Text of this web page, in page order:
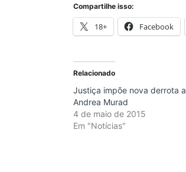
Compartilhe isso:
18+ Facebook
Relacionado
Justiça impõe nova derrota a
Andrea Murad
4 de maio de 2015
Em "Notícias"